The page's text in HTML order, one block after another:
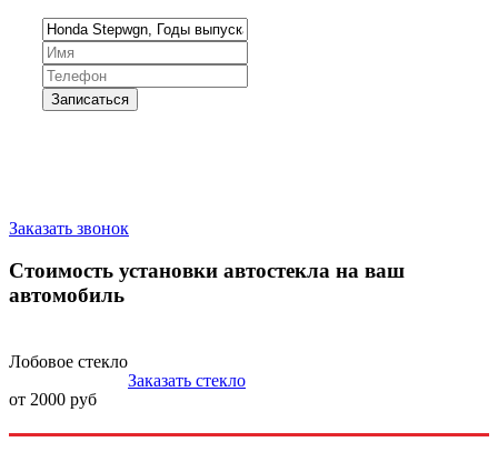
Заказать звонок
Стоимость установки автостекла на ваш
автомобиль
Лобовое стекло
от 2000 руб
Заказать стекло